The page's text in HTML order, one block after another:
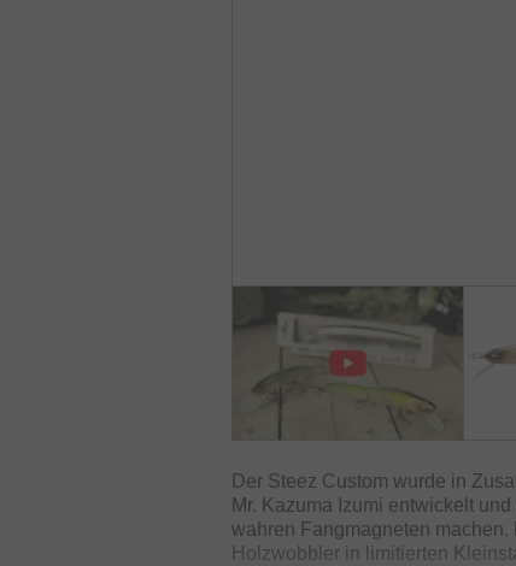
Der Steez Custom wurde in
Mr. Kazuma Izumi entwickelt
wahren Fangmagneten
Holzwobbler in limitierten